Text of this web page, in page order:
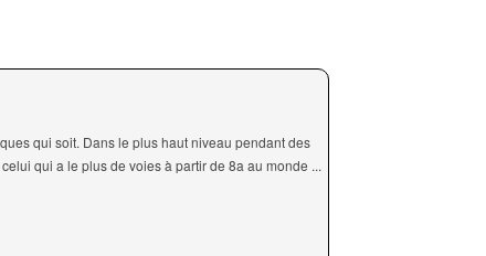
qui soit. Dans le plus haut niveau pendant des
qui a le plus de voies à partir de 8a au monde ...